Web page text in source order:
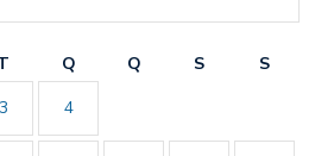
Q Q S
S
3 4